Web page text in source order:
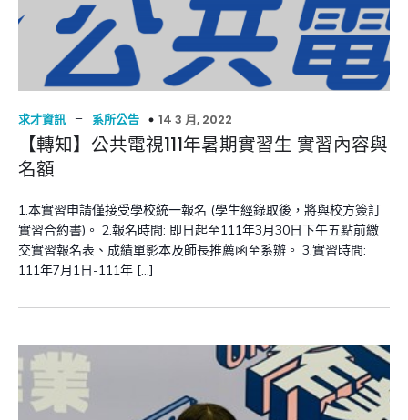
求才資訊 – 系所公告 14 3 月, 2022
【轉知】公共電視111年暑期實習生 實習內容與
名額
1.本實習申請僅接受學校統一報名 (學生經錄取後，將與校方簽訂
實習合約書)。 2.報名時間: 即日起至111年3月30日下午五點前繳
交實習報名表、成績單影本及師長推薦函至系辦。 3.實習時間:
111年7月1日-111年 […]